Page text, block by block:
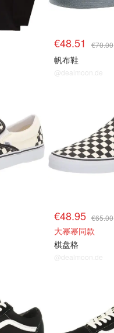
€48.51 €70.00
帆布鞋
@dealmoon.de
€48.95 €65.00
大幂幂同款
棋盘格
@dealmoon.de